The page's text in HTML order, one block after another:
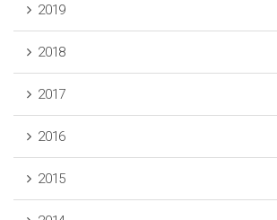
2019
2018
2017
2016
2015